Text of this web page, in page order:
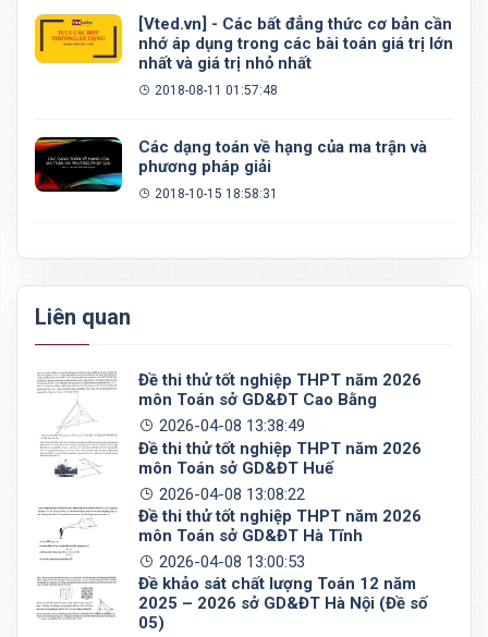
[Vted.vn] - Các bất đẳng thức cơ bản cần
nhớ áp dụng trong các bài toán giá trị lớn
nhất và giá trị nhỏ nhất
2018-08-11 01:57:48
Các dạng toán về hạng của ma trận và
phương pháp giải
2018-10-15 18:58:31
Liên quan
Đề thi thử tốt nghiệp THPT năm 2026
môn Toán sở GD&ĐT Cao Bằng
2026-04-08 13:38:49
Đề thi thử tốt nghiệp THPT năm 2026
môn Toán sở GD&ĐT Huế
2026-04-08 13:08:22
Đề thi thử tốt nghiệp THPT năm 2026
môn Toán sở GD&ĐT Hà Tĩnh
2026-04-08 13:00:53
Đề khảo sát chất lượng Toán 12 năm
2025 – 2026 sở GD&ĐT Hà Nội (Đề số
05)